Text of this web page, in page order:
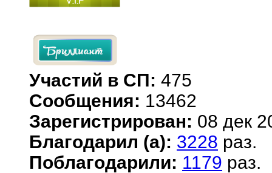
Участий в СП: 475
Сообщения: 13462
Зарегистрирован: 08 дек
Благодарил (а): 3228 раз.
Поблагодарили: 1179 раз.